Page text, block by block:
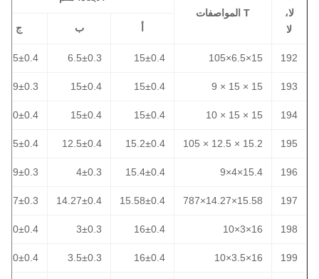
لا،
لا
T المواصفات
ب ج
192
15×6.5×105
15±0.4
6.5±0.3
193
15 × 15 × 9
15±0.4
15±0.4
9±0.3
194
15 × 15 × 10
15±0.4
15±0.4
10±0.4
195
15.2 × 12.5 × 105
15.2±0.4
12.5±0.4
196
15.4×4×9
15.4±0.4
4±0.3
9±0.3
197
15.58×14.27×787
15.58±0.4
14.27±0.4
198
16×3×10
16±0.4
3±0.3
10±0.4
199
16×3.5×10
16±0.4
3.5±0.3
10±0.4